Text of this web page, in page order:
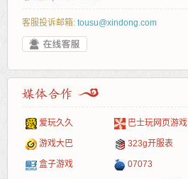
客服投诉邮箱: tousu@xindong.com
爱玩久久 巴士玩网页游戏
游戏大巴 323g开服表
盒子游戏 07073